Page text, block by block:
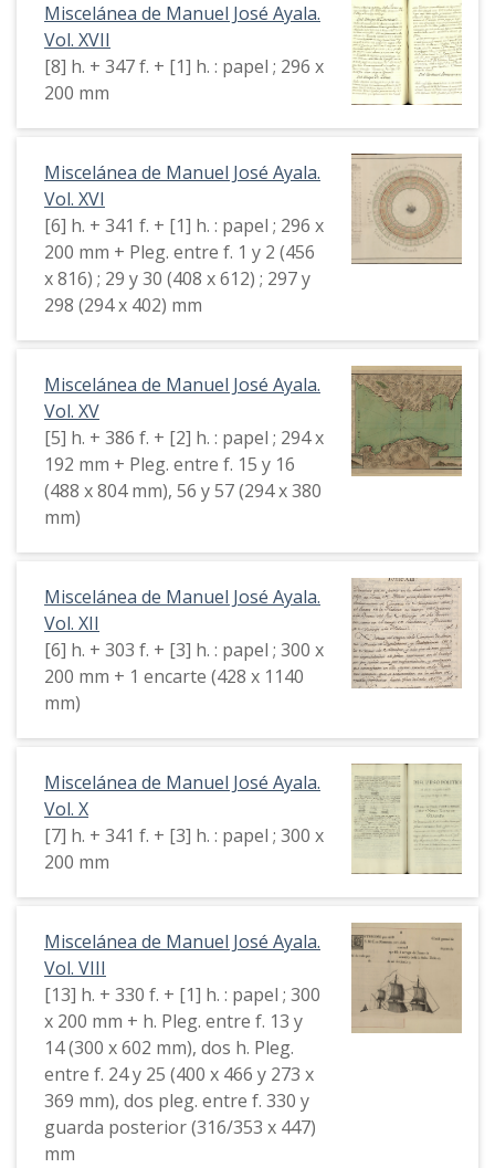
Miscelánea de Manuel José Ayala.
Vol. XVII
[8] h. + 347 f. + [1] h. : papel ; 296 x
200 mm
Miscelánea de Manuel José Ayala.
Vol. XVI
[6] h. + 341 f. + [1] h. : papel ; 296 x
200 mm + Pleg. entre f. 1 y 2 (456
x 816) ; 29 y 30 (408 x 612) ; 297 y
298 (294 x 402) mm
Miscelánea de Manuel José Ayala.
Vol. XV
[5] h. + 386 f. + [2] h. : papel ; 294 x
192 mm + Pleg. entre f. 15 y 16
(488 x 804 mm), 56 y 57 (294 x 380
mm)
Miscelánea de Manuel José Ayala.
Vol. XII
[6] h. + 303 f. + [3] h. : papel ; 300 x
200 mm + 1 encarte (428 x 1140
mm)
Miscelánea de Manuel José Ayala.
Vol. X
[7] h. + 341 f. + [3] h. : papel ; 300 x
200 mm
Miscelánea de Manuel José Ayala.
Vol. VIII
[13] h. + 330 f. + [1] h. : papel ; 300
x 200 mm + h. Pleg. entre f. 13 y
14 (300 x 602 mm), dos h. Pleg.
entre f. 24 y 25 (400 x 466 y 273 x
369 mm), dos pleg. entre f. 330 y
guarda posterior (316/353 x 447)
mm